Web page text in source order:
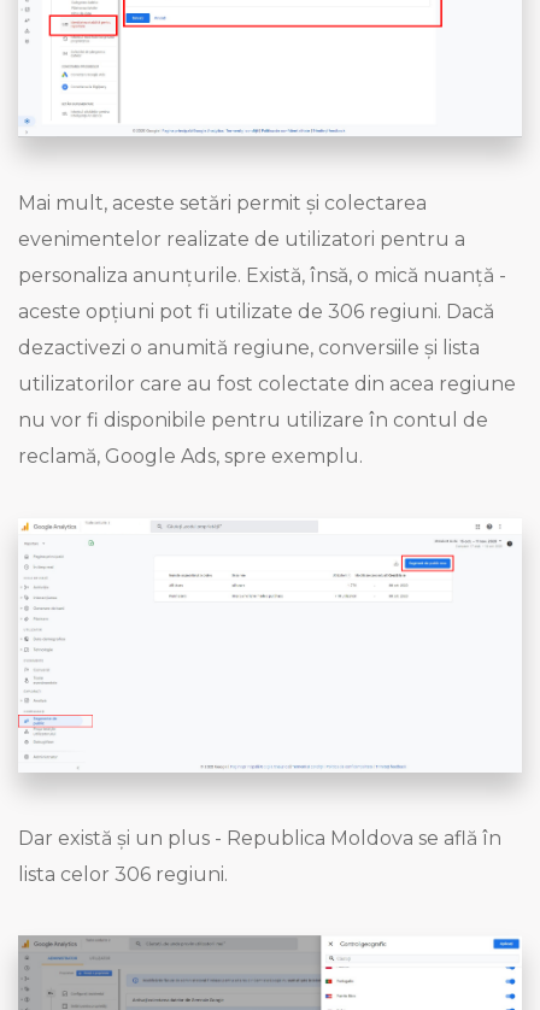
Mai mult, aceste setări permit și colectarea
evenimentelor realizate de utilizatori pentru a
personaliza anunțurile. Există, însă, o mică nuanță -
aceste opțiuni pot fi utilizate de 306 regiuni. Dacă
dezactivezi o anumită regiune, conversiile și lista
utilizatorilor care au fost colectate din acea regiune
nu vor fi disponibile pentru utilizare în contul de
reclamă, Google Ads, spre exemplu.
Dar există și un plus - Republica Moldova se află în
lista celor 306 regiuni.